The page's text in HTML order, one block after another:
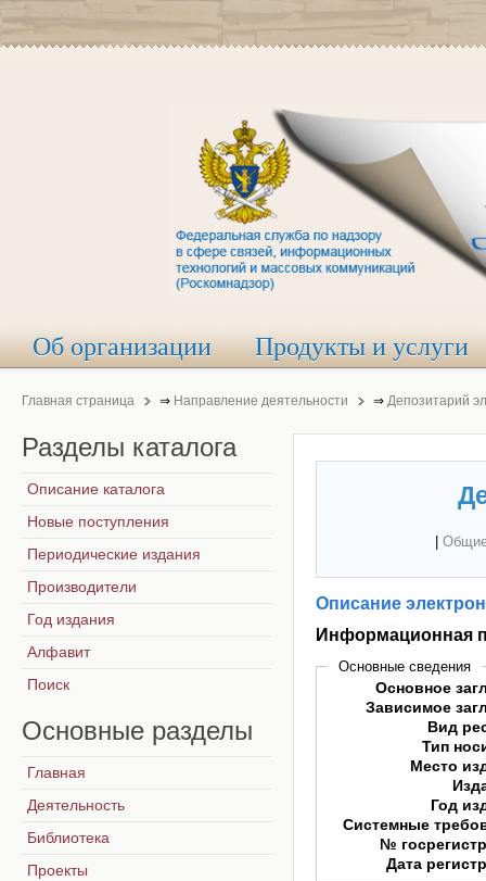
Об организации Продукты и услуги
Главная страница ⇒ Направление деятельности ⇒ Депозитарий
Описание
Информационная
Основные сведения
Основное
Зависимое
Вид
Тип
Место
Год
Системные
№
Дата
Разделы каталога
Описание каталога
Новые поступления
Периодические издания
Производители
Год издания
Алфавит
Поиск
Основные разделы
Главная
Деятельность
Библиотека
Проекты